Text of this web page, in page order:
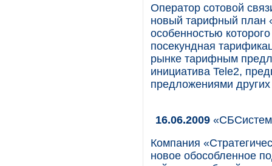
Оператор сотовой
новый тарифный план
особенностью
посекундная
рынке тарифным
инициатива Tele2,
предложениями
16.06.2009
Компания
новое обособленное